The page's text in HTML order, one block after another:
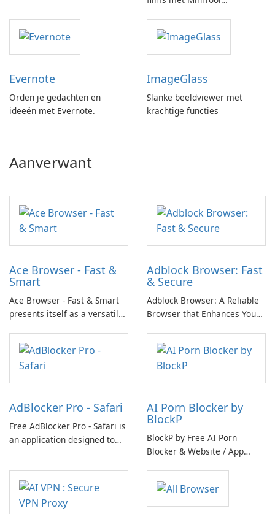
Evernote
Orden je gedachten en
ideeën met Evernote.
ImageGlass
Slanke beeldviewer met
krachtige functies
Aanverwant
Ace Browser - Fast &
Smart
Ace Browser - Fast & Smart
presents itself as a versatile
aiming to enhance user
experience through
increased convenience,
efficiency, and security.
Adblock Browser: Fast
& Secure
Adblock Browser: A Reliable
Browser that Enhances Your
the internet can be a hassle,
especially with the constant
bombardment of annoying
ads. That's where Adblock
day.
AdBlocker Pro - Safari
Free AdBlocker Pro - Safari is
an application designed to
from unwanted
advertisements and
bolstering your privacy
AI Porn Blocker by
BlockP
BlockP by Free AI Porn
Blocker & Website / App
concerns related to adult
content, excessive scrolling,